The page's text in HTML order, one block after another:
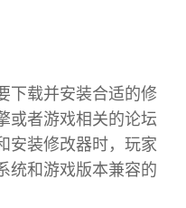
下载并安装合适的修
或者游戏相关的论坛
安装修改器时，玩家
统和游戏版本兼容的